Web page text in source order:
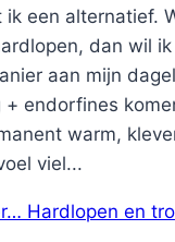
ik een alternatief.
dan wil
aan mijn
+ endorfines
warm,
viel...
Hardlopen en